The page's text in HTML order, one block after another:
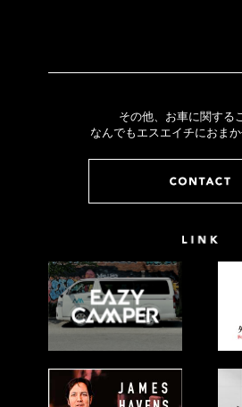
その他、お車に関する
なんでもエスエイチにおまか